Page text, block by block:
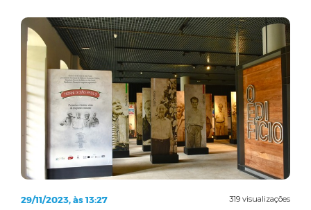
319 visualizações
29/11/2023, às 13:27